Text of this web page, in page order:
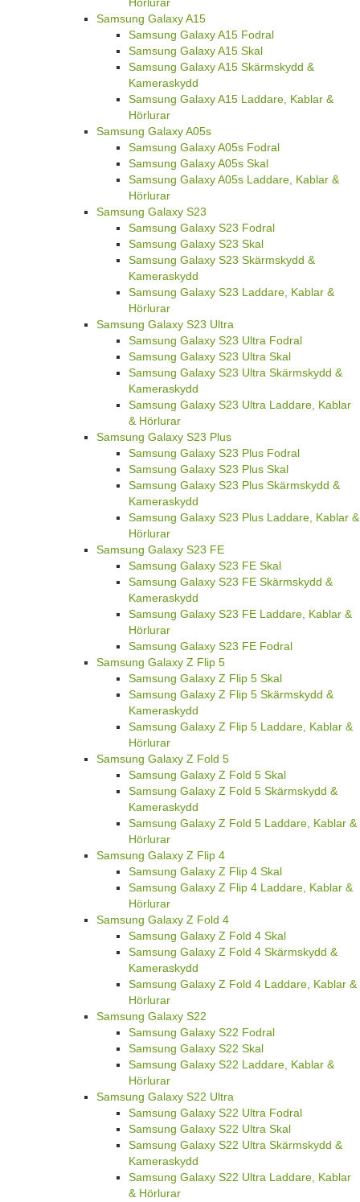
Hörlurar
Samsung Galaxy A15
Samsung Galaxy A15 Fodral
Samsung Galaxy A15 Skal
Samsung Galaxy A15 Skärmskydd &
Kameraskydd
Samsung Galaxy A15 Laddare, Kablar &
Hörlurar
Samsung Galaxy A05s
Samsung Galaxy A05s Fodral
Samsung Galaxy A05s Skal
Samsung Galaxy A05s Laddare, Kablar &
Hörlurar
Samsung Galaxy S23
Samsung Galaxy S23 Fodral
Samsung Galaxy S23 Skal
Samsung Galaxy S23 Skärmskydd &
Kameraskydd
Samsung Galaxy S23 Laddare, Kablar &
Hörlurar
Samsung Galaxy S23 Ultra
Samsung Galaxy S23 Ultra Fodral
Samsung Galaxy S23 Ultra Skal
Samsung Galaxy S23 Ultra Skärmskydd &
Kameraskydd
Samsung Galaxy S23 Ultra Laddare, Kablar
& Hörlurar
Samsung Galaxy S23 Plus
Samsung Galaxy S23 Plus Fodral
Samsung Galaxy S23 Plus Skal
Samsung Galaxy S23 Plus Skärmskydd &
Kameraskydd
Samsung Galaxy S23 Plus Laddare, Kablar &
Hörlurar
Samsung Galaxy S23 FE
Samsung Galaxy S23 FE Skal
Samsung Galaxy S23 FE Skärmskydd &
Kameraskydd
Samsung Galaxy S23 FE Laddare, Kablar &
Hörlurar
Samsung Galaxy S23 FE Fodral
Samsung Galaxy Z Flip 5
Samsung Galaxy Z Flip 5 Skal
Samsung Galaxy Z Flip 5 Skärmskydd &
Kameraskydd
Samsung Galaxy Z Flip 5 Laddare, Kablar &
Hörlurar
Samsung Galaxy Z Fold 5
Samsung Galaxy Z Fold 5 Skal
Samsung Galaxy Z Fold 5 Skärmskydd &
Kameraskydd
Samsung Galaxy Z Fold 5 Laddare, Kablar &
Hörlurar
Samsung Galaxy Z Flip 4
Samsung Galaxy Z Flip 4 Skal
Samsung Galaxy Z Flip 4 Laddare, Kablar &
Hörlurar
Samsung Galaxy Z Fold 4
Samsung Galaxy Z Fold 4 Skal
Samsung Galaxy Z Fold 4 Skärmskydd &
Kameraskydd
Samsung Galaxy Z Fold 4 Laddare, Kablar &
Hörlurar
Samsung Galaxy S22
Samsung Galaxy S22 Fodral
Samsung Galaxy S22 Skal
Samsung Galaxy S22 Laddare, Kablar &
Hörlurar
Samsung Galaxy S22 Ultra
Samsung Galaxy S22 Ultra Fodral
Samsung Galaxy S22 Ultra Skal
Samsung Galaxy S22 Ultra Skärmskydd &
Kameraskydd
Samsung Galaxy S22 Ultra Laddare, Kablar
& Hörlurar